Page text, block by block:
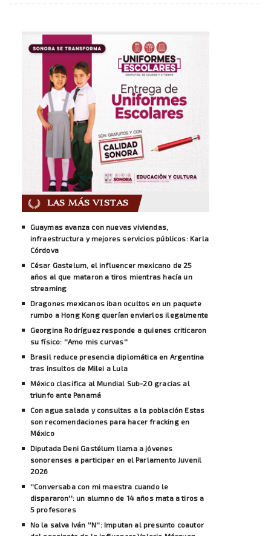
LAS MÁS VISTAS
Guaymas avanza con nuevas viviendas,
infraestructura y mejores servicios públicos: Karla
Córdova
César Gastelum, el influencer mexicano de 25
años al que mataron a tiros mientras hacía un
streaming
Dragones mexicanos iban ocultos en un paquete
rumbo a Hong Kong querían enviarlos ilegalmente
Georgina Rodríguez responde a quienes criticaron
su físico: ''Amo mis curvas''
Brasil reduce presencia diplomática en Argentina
tras insultos de Milei a Lula
México clasifica al Mundial Sub-20 gracias al
triunfo ante Panamá
Con agua salada y consultas a la población Estas
son recomendaciones para hacer fracking en
México
Diputada Deni Gastélum llama a jóvenes
sonorenses a participar en el Parlamento Juvenil
2026
''Conversaba con mi maestra cuando le
dispararon'': un alumno de 14 años mata a tiros a
5 profesores
No la salva Iván ''N'': Imputan al presunto coautor